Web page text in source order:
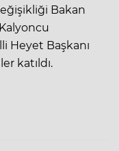
Bakan
Heyet Başkanı
katıldı.